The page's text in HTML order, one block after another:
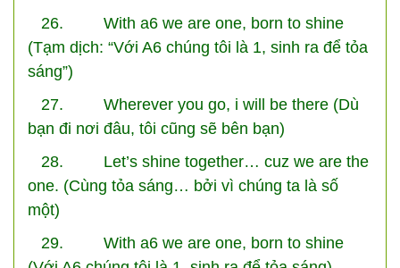
26. With a6 we are one, born to shine
(Tạm dịch: “Với A6 chúng tôi là 1, sinh ra để tỏa
sáng”)
27. Wherever you go, i will be there (Dù
bạn đi nơi đâu, tôi cũng sẽ bên bạn)
28. Let’s shine together… cuz we are the
one. (Cùng tỏa sáng… bởi vì chúng ta là số
một)
29. With a6 we are one, born to shine